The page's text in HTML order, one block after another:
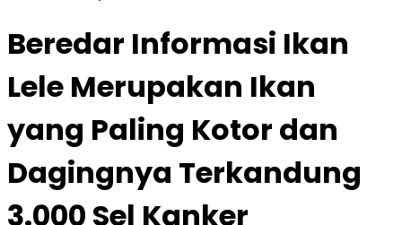
Beredar Informasi Ikan
Lele Merupakan Ikan
yang Paling Kotor dan
Dagingnya Terkandung
3.000 Sel Kanker